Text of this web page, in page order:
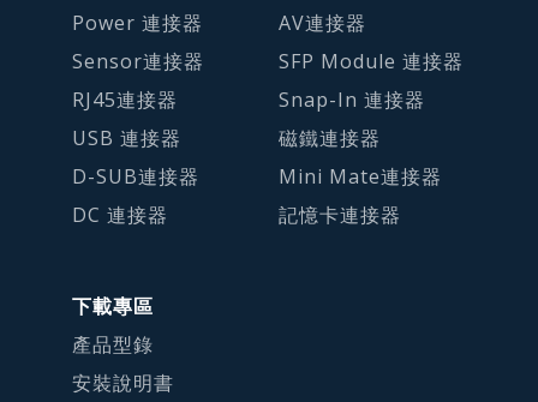
Power 連接器
Sensor連接器
RJ45連接器
USB 連接器
D-SUB連接器
DC 連接器
AV連接器
SFP Module 連接器
Snap-In 連接器
磁鐵連接器
Mini Mate連接器
記憶卡連接器
下載專區
產品型錄
安裝說明書